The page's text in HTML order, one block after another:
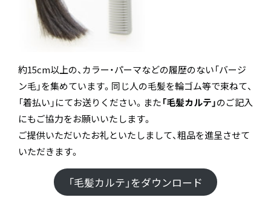
約15cm以上の、カラー・パーマなどの履歴のない「バージ
ン毛」を集めています。同じ人の毛髪を輪ゴム等で束ねて、
「着払い」にてお送りください。また「毛髪カルテ」のご記入
にもご協力をお願いいたします。
ご提供いただいたお礼といたしまして、粗品を進呈させて
いただきます。
「毛髪カルテ」をダウンロード